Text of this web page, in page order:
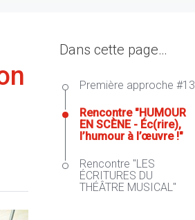
Dans cette page…
Première approche #13
Rencontre "HUMOUR
EN SCÈNE - Éc(rire),
l’humour à l’œuvre !"
Rencontre "LES
ÉCRITURES DU
THÉÂTRE MUSICAL"